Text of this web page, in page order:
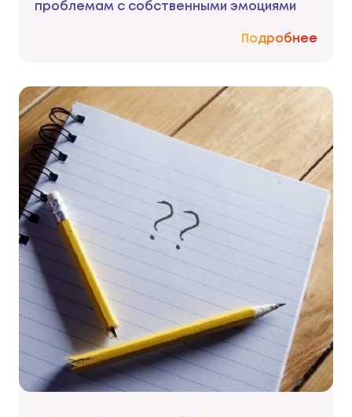
проблемам с собственными эмоциями
Подробнее